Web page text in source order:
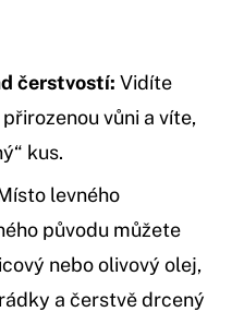
čerstvostí: Vidíte
vůni a víte,
kus.
levného
původu můžete
nebo olivový olej,
a čerstvě drcený